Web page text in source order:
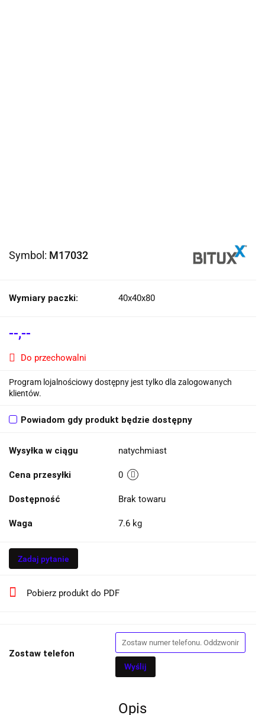
Symbol: M17032
Wymiary paczki: 40x40x80
--,--
Do przechowalni
Program lojalnościowy dostępny jest tylko dla zalogowanych
klientów.
Powiadom gdy produkt będzie dostępny
Wysyłka w ciągu natychmiast
Cena przesyłki 0
Dostępność Brak towaru
Waga 7.6 kg
Zadaj pytanie
Pobierz produkt do PDF
Zostaw telefon
Wyślij
Opis